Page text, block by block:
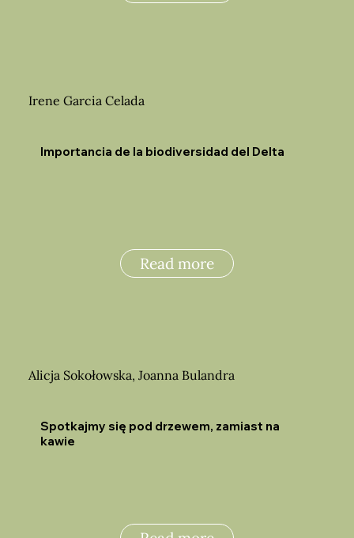
Importancia de la biodiversidad del Delta
Irene Garcia Celada
Read more
Spotkajmy się pod drzewem, zamiast na
kawie
Alicja Sokołowska, Joanna Bulandra